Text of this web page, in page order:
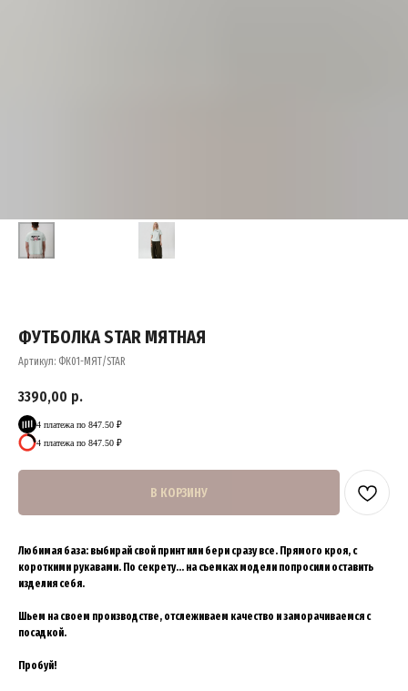
ФУТБОЛКА STAR МЯТНАЯ
Артикул: ФК01-МЯТ/STAR
3390,00 р.
4 платежа по 847.50 ₽
4 платежа по 847.50 ₽
В КОРЗИНУ
Любимая база: выбирай свой принт или бери сразу все. Прямого кроя, с
короткими рукавами. По секрету... на съемках модели попросили оставить
изделия себя.
Шьем на своем производстве, отслеживаем качество и заморачиваемся с
посадкой.
Пробуй!